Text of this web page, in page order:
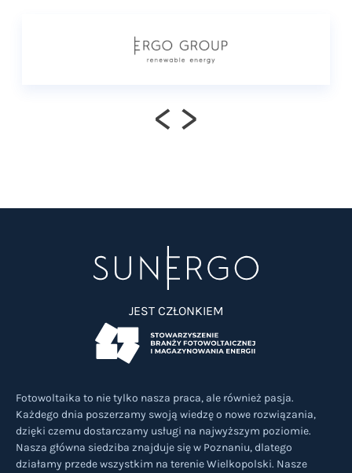
< >
JEST CZŁONKIEM
Fotowoltaika to nie tylko nasza praca, ale również pasja.
Każdego dnia poszerzamy swoją wiedzę o nowe rozwiązania,
dzięki czemu dostarczamy usługi na najwyższym poziomie.
Nasza główna siedziba znajduje się w Poznaniu, dlatego
działamy przede wszystkim na terenie Wielkopolski. Nasze